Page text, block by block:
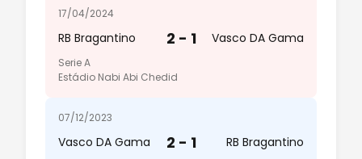
17/04/2024
RB Bragantino 2 - 1 Vasco DA Gama
Serie A
Estádio Nabi Abi Chedid
07/12/2023
Vasco DA Gama 2 - 1 RB Bragantino